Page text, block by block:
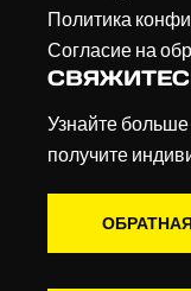
Политика
Согласие на
Узнайте
получите